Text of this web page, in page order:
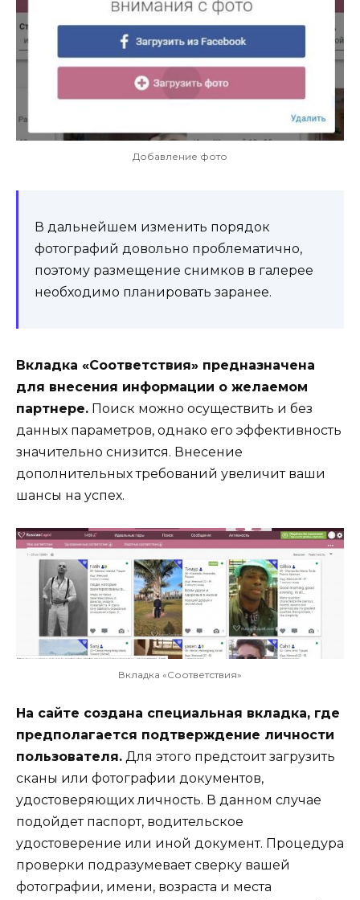
Добавление фото
В дальнейшем изменить порядок
фотографий довольно проблематично,
поэтому размещение снимков в галерее
необходимо планировать заранее.
Вкладка «Соответствия» предназначена
для внесения информации о желаемом
партнере. Поиск можно осуществить и без
данных параметров, однако его эффективность
значительно снизится. Внесение
дополнительных требований увеличит ваши
шансы на успех.
Вкладка «Соответствия»
На сайте создана специальная вкладка, где
предполагается подтверждение личности
пользователя. Для этого предстоит загрузить
сканы или фотографии документов,
удостоверяющих личность. В данном случае
подойдет паспорт, водительское
удостоверение или иной документ. Процедура
проверки подразумевает сверку вашей
фотографии, имени, возраста и места